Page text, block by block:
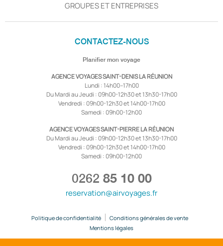
GROUPES ET ENTREPRISES
CONTACTEZ-NOUS
Planifier mon voyage
AGENCE VOYAGES SAINT-DENIS LA RÉUNION
Lundi : 14h00–17h00
Du Mardi au Jeudi : 09h00-12h30 et 13h30-17h00
Vendredi : 09h00-12h30 et 14h00-17h00
Samedi : 09h00-12h00
AGENCE VOYAGES SAINT-PIERRE LA RÉUNION
Du Mardi au Jeudi : 09h00-12h30 et 13h30-17h00
Vendredi : 09h00-12h30 et 14h00-17h00
Samedi : 09h00-12h00
0262 85 10 00
reservation@airvoyages.fr
Politique de confidentialité
Conditions générales de vente
Mentions légales